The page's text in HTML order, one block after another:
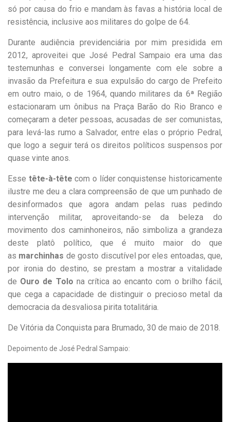
só por causa do frio e mandam às favas a história local de
resistência, inclusive aos militares do golpe de 64.
Durante audiência previdenciária por mim presidida em
2012, aproveitei que José Pedral Sampaio era uma das
testemunhas e conversei longamente com ele sobre a
invasão da Prefeitura e sua expulsão do cargo de Prefeito
em outro maio, o de 1964, quando militares da 6ª Região
estacionaram um ônibus na Praça Barão do Rio Branco e
começaram a deter pessoas, acusadas de ser comunistas,
para levá-las rumo a Salvador, entre elas o próprio Pedral,
que logo a seguir terá os direitos políticos suspensos por
quase vinte anos.
Esse tête-à-têtecom o líder conquistense historicamente
ilustre me deu a clara compreensão de que um punhado de
desinformados que agora andam pelas ruas pedindo
intervenção militar, aproveitando-se da beleza do
movimento dos caminhoneiros, não simboliza a grandeza
deste platô político, que é muito maior do que
as marchinhas de gosto discutível por eles entoadas, que,
por ironia do destino, se prestam a mostrar a vitalidade
de Ouro de Tolo na crítica ao encanto com o brilho fácil,
que cega a capacidade de distinguir o precioso metal da
democracia da desvaliosa pirita totalitária.
De Vitória da Conquista para Brumado, 30 de maio de 2018.
Depoimento de José Pedral Sampaio: